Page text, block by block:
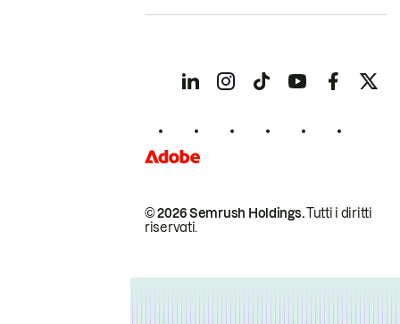
© 2026 Semrush Holdings.Tutti i diritti
riservati.